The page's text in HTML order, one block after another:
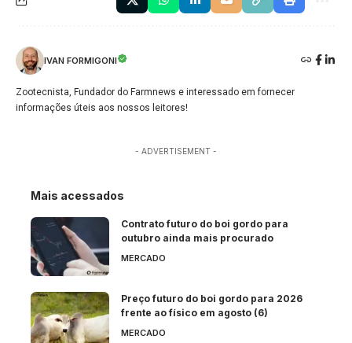
IVAN FORMIGONI
Zootecnista, Fundador do Farmnews e interessado em fornecer
informações úteis aos nossos leitores!
- ADVERTISEMENT -
Mais acessados
Contrato futuro do boi gordo para
outubro ainda mais procurado
MERCADO
Preço futuro do boi gordo para 2026
frente ao físico em agosto (6)
MERCADO